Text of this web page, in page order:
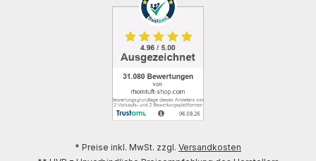
* Preise inkl. MwSt. zzgl. Versandkosten